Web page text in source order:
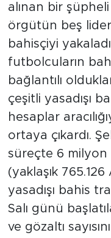
alınan bir
örgütün beş
bahisçiyi
futbolcuların
bağlantılı
çeşitli yasadışı
hesaplar
ortaya çıkardı.
süreçte 6 milyon
(yaklaşık
yasadışı bahis
Salı günü
ve gözaltı